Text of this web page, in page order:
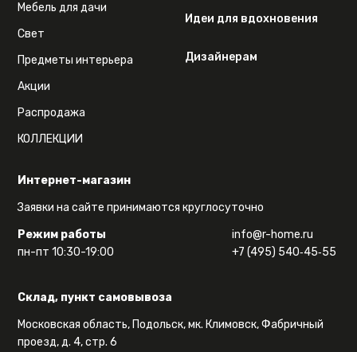
Интернет-магазин
Заявки на сайте принимаются круглосуточно
Режим работы
пн-пт 10:30-19:00
info@r-home.ru
+7 (495) 540‑45‑55
Склад, пункт самовывоза
Московская область, Подольск, мк. Климовск, Фабричный
проезд, д. 4, стр. 6
Мебель для дачи
Свет
Предметы интерьера
Акции
Распродажа
КОЛЛЕКЦИИ
Идеи для вдохновения
Дизайнерам